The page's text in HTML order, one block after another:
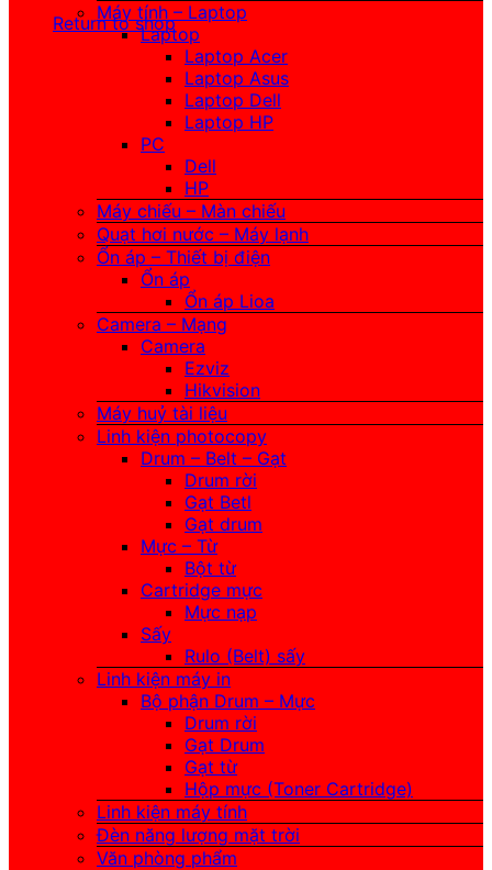
Return to shop
Máy tính – Laptop
Laptop
Laptop Acer
Laptop Asus
Laptop Dell
Laptop HP
PC
Dell
HP
Máy chiếu – Màn chiếu
Quạt hơi nước – Máy lạnh
Ổn áp – Thiết bị điện
Ổn áp
Ổn áp Lioa
Camera – Mạng
Camera
Ezviz
Hikvision
Máy huỷ tài liệu
Linh kiện photocopy
Drum – Belt – Gạt
Drum rời
Gạt Betl
Gạt drum
Mực – Từ
Bột từ
Cartridge mực
Mực nạp
Sấy
Rulo (Belt) sấy
Linh kiện máy in
Bộ phận Drum – Mực
Drum rời
Gạt Drum
Gạt từ
Hộp mực (Toner Cartridge)
Linh kiện máy tính
Đèn năng lượng mặt trời
Văn phòng phẩm